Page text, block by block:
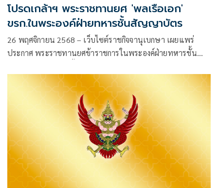
โปรดเกล้าฯ พระราชทานยศ 'พลเรือเอก'
ขรก.ในพระองค์ฝ่ายทหารชั้นสัญญาบัตร
26 พฤศจิกายน 2568 – เว็บไซต์ราชกิจจานุเบกษา เผยแพร่
ประกาศ พระราชทานยศข้าราชการในพระองค์ฝ่ายทหารชั้น